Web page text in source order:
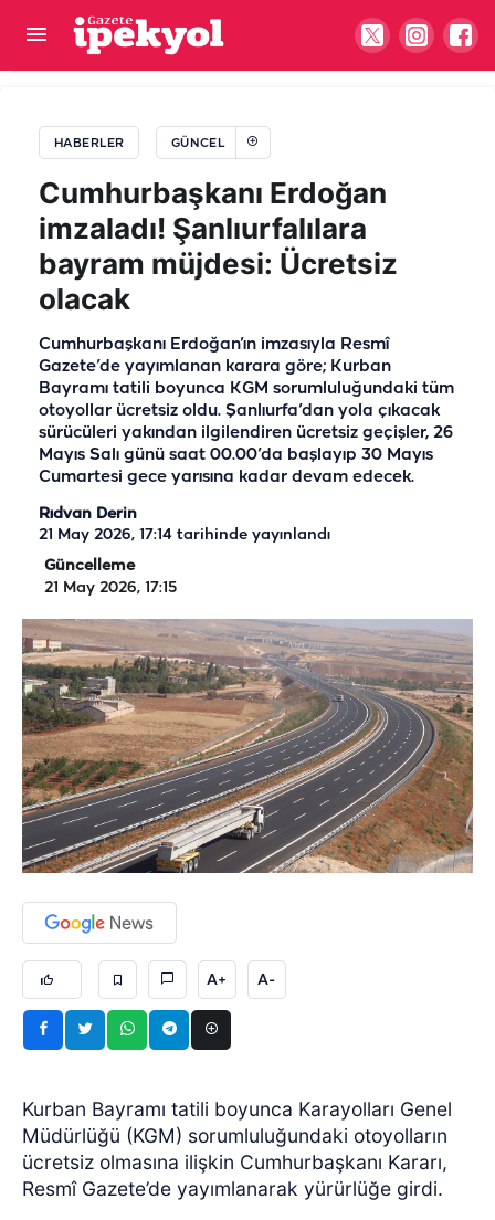
HABERLER GÜNCEL
Cumhurbaşkanı Erdoğan
imzaladı! Şanlıurfalılara
bayram müjdesi: Ücretsiz
olacak
Cumhurbaşkanı Erdoğan’ın imzasıyla Resmî
Gazete’de yayımlanan karara göre; Kurban
Bayramı tatili boyunca KGM sorumluluğundaki tüm
otoyollar ücretsiz oldu. Şanlıurfa’dan yola çıkacak
sürücüleri yakından ilgilendiren ücretsiz geçişler, 26
Mayıs Salı günü saat 00.00’da başlayıp 30 Mayıs
Cumartesi gece yarısına kadar devam edecek.
Rıdvan Derin
21 May 2026, 17:14 tarihinde yayınlandı
Güncelleme
21 May 2026, 17:15
A+ A-
Kurban Bayramı tatili boyunca Karayolları Genel
Müdürlüğü (KGM) sorumluluğundaki otoyolların
ücretsiz olmasına ilişkin Cumhurbaşkanı Kararı,
Resmî Gazete’de yayımlanarak yürürlüğe girdi.
Başkan Bucak müjdeyi verdi! Temeli atıldı